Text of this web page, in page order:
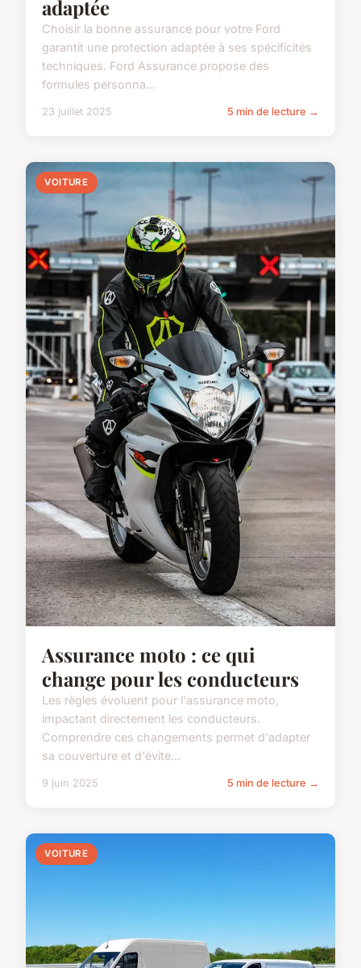
adaptée
Choisir la bonne assurance pour votre Ford
garantit une protection adaptée à ses spécificités
techniques. Ford Assurance propose des
formules personna...
23 juillet 2025 5 min de lecture →
VOITURE
Assurance moto : ce qui
change pour les conducteurs
Les règles évoluent pour l'assurance moto,
impactant directement les conducteurs.
Comprendre ces changements permet d'adapter
sa couverture et d'évite...
9 juin 2025 5 min de lecture →
VOITURE